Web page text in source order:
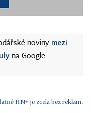
noviny mezi
na Google
HN+ je zcela bez reklam.